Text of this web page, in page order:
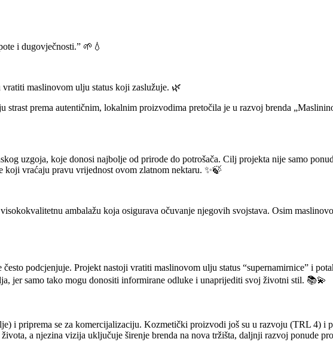
i dugovječnosti.” 🌱💧
maslinovom ulju status koji zaslužuje. 🌿
strast prema autentičnim, lokalnim proizvodima pretočila je u razvoj brenda
uzgoja, koje donosi najbolje od prirode do potrošača. Cilj projekta nije samo
vraćaju pravu vrijednost ovom zlatnom nektaru. ✨🍃
ambalažu koja osigurava očuvanje njegovih svojstava. Osim
podcjenjuje. Projekt nastoji vratiti maslinovom ulju status “supernamirnice” i
jer samo tako mogu donositi informirane odluke i unaprijediti svoj životni stil. 📚💫
i priprema se za komercijalizaciju. Kozmetički proizvodi još su u razvoju (TRL 4) i
a njezina vizija uključuje širenje brenda na nova tržišta, daljnji razvoj ponude